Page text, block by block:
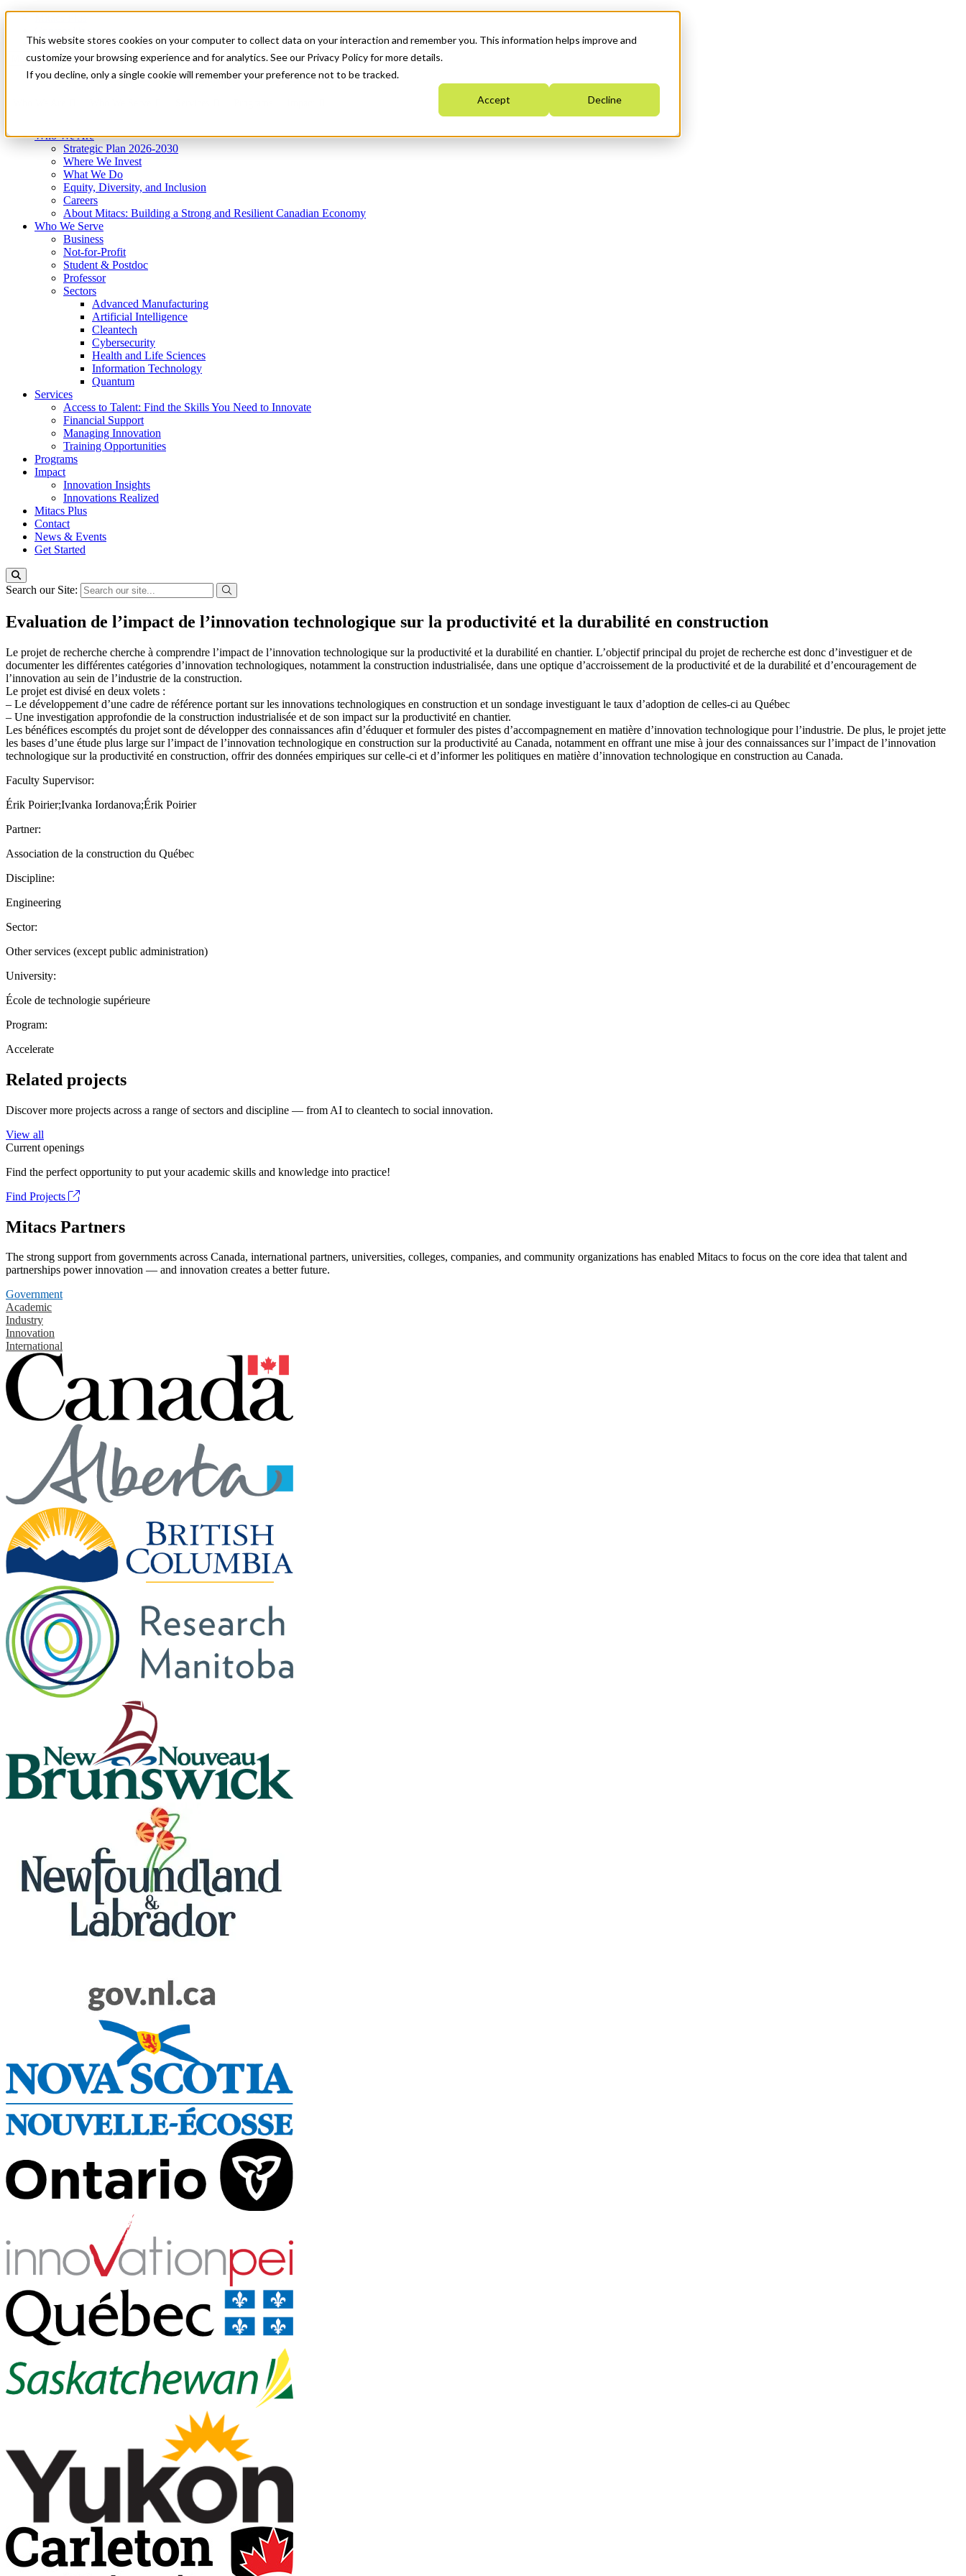
This website stores cookies on your computer to collect data on your interaction and remember you. This information helps improve and
customize your browsing experience and for analytics. See our Privacy Policy for more details.
If you decline, only a single cookie will remember your preference not to be tracked.
Accept Decline
News & Events
Get Started
Menu
Who We Are
Strategic Plan 2026-2030
Where We Invest
What We Do
Equity, Diversity, and Inclusion
Careers
About Mitacs: Building a Strong and Resilient Canadian Economy
Who We Serve
Business
Not-for-Profit
Student & Postdoc
Professor
Sectors
Advanced Manufacturing
Artificial Intelligence
Cleantech
Cybersecurity
Health and Life Sciences
Information Technology
Quantum
Services
Access to Talent: Find the Skills You Need to Innovate
Financial Support
Managing Innovation
Training Opportunities
Programs
Impact
Innovation Insights
Innovations Realized
Mitacs Plus
Contact
News & Events
Get Started
Search our Site:
Evaluation de l’impact de l’innovation technologique sur la productivité et la durabilité en construction
Le projet de recherche cherche à comprendre l’impact de l’innovation technologique sur la productivité et la durabilité en chantier. L’objectif principal du projet de recherche est donc d’investiguer et de
documenter les différentes catégories d’innovation technologiques, notamment la construction industrialisée, dans une optique d’accroissement de la productivité et de la durabilité et d’encouragement de
l’innovation au sein de l’industrie de la construction.
Le projet est divisé en deux volets :
– Le développement d’une cadre de référence portant sur les innovations technologiques en construction et un sondage investiguant le taux d’adoption de celles-ci au Québec
– Une investigation approfondie de la construction industrialisée et de son impact sur la productivité en chantier.
Les bénéfices escomptés du projet sont de développer des connaissances afin d’éduquer et formuler des pistes d’accompagnement en matière d’innovation technologique pour l’industrie. De plus, le projet jette
les bases d’une étude plus large sur l’impact de l’innovation technologique en construction sur la productivité au Canada, notamment en offrant une mise à jour des connaissances sur l’impact de l’innovation
technologique sur la productivité en construction, offrir des données empiriques sur celle-ci et d’informer les politiques en matière d’innovation technologique en construction au Canada.
Faculty Supervisor:
Érik Poirier;Ivanka Iordanova;Érik Poirier
Partner:
Association de la construction du Québec
Discipline:
Engineering
Sector:
Other services (except public administration)
University:
École de technologie supérieure
Program:
Accelerate
Related projects
Discover more projects across a range of sectors and discipline — from AI to cleantech to social innovation.
View all
Current openings
Find the perfect opportunity to put your academic skills and knowledge into practice!
Find Projects
Mitacs Partners
The strong support from governments across Canada, international partners, universities, colleges, companies, and community organizations has enabled Mitacs to focus on the core idea that talent and
partnerships power innovation — and innovation creates a better future.
Government
Academic
Industry
Innovation
International